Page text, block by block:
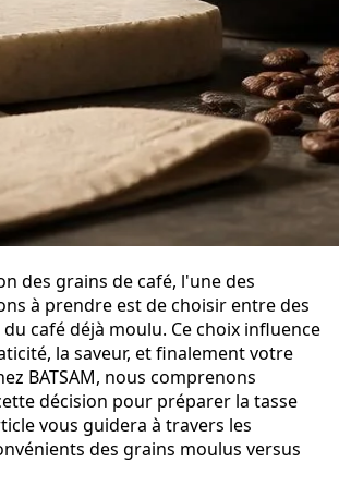
des grains de café, l'une des
à prendre est de choisir entre des
café déjà moulu. Ce choix influence
la saveur, et finalement votre
BATSAM, nous comprenons
décision pour préparer la tasse
vous guidera à travers les
des grains moulus versus